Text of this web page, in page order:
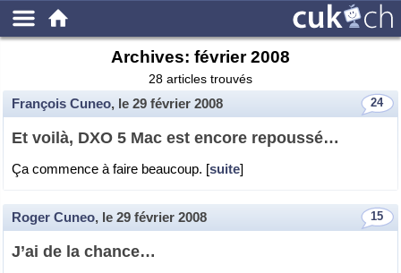
Archives: février 2008
28 articles trouvés
24
François Cuneo, le 29 février 2008
Et voilà, DXO 5 Mac est en­core re­poussé…
Ça com­mence à faire beau­coup. [suite]
15
Roger Cuneo, le 29 février 2008
J’ai de la chance…